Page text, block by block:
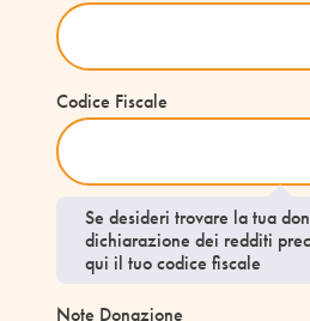
Codice Fiscale
Se desideri trovare la tua
dichiarazione dei redditi
qui il tuo codice fiscale
Note Donazione